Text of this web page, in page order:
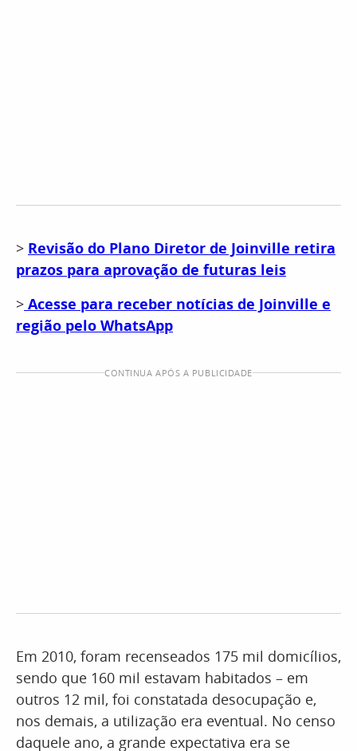
> Revisão do Plano Diretor de Joinville retira
prazos para aprovação de futuras leis
​​>​ Acesse para receber notícias de Joinville e
região pelo WhatsApp
CONTINUA APÓS A PUBLICIDADE
Em 2010, foram recenseados 175 mil domicílios,
sendo que 160 mil estavam habitados – em
outros 12 mil, foi constatada desocupação e,
nos demais, a utilização era eventual. No censo
daquele ano, a grande expectativa era se